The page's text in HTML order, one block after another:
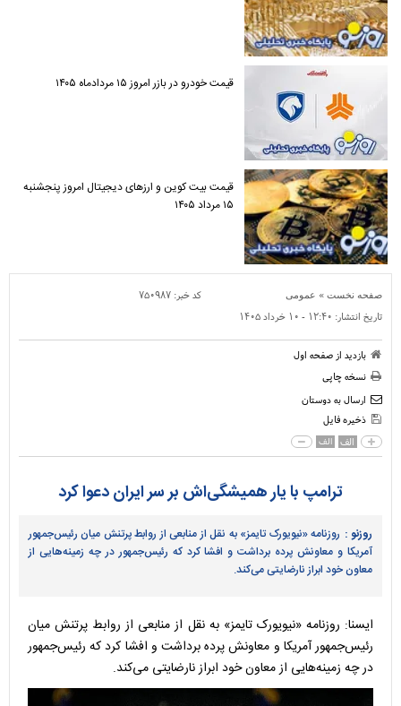
قیمت خودرو در بازر امروز ۱۵ مردادماه ۱۴۰۵
قیمت بیت کوین و ارز‌های دیجیتال امروز پنجشنبه
۱۵ مرداد ۱۴۰۵
صفحه نخست » عمومی کد خبر: ۷۵۰۹۸۷
تاریخ انتشار: ۱۲:۴۰ - ۱۰ خرداد ۱۴۰۵
بازدید از صفحه اول
نسخه چاپی
ارسال به دوستان
ذخیره فایل
الف الف
ترامپ با یار همیشگی‌اش بر سر ایران دعوا کرد
روزنو : روزنامه «نیویورک تایمز» به نقل از منابعی از روابط پرتنش میان رئیس‌جمهور
آمریکا و معاونش پرده برداشت و افشا کرد که رئیس‌جمهور در چه زمینه‌هایی از
معاون خود ابراز نارضایتی می‌کند.
ایسنا: روزنامه «نیویورک تایمز» به نقل از منابعی از روابط پرتنش میان
رئیس‌جمهور آمریکا و معاونش پرده برداشت و افشا کرد که رئیس‌جمهور
در چه زمینه‌هایی از معاون خود ابراز نارضایتی می‌کند.